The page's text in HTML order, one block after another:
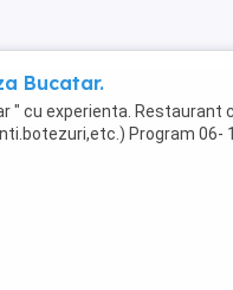
Bucatar.
" cu experienta. Restaurant
Program 06-